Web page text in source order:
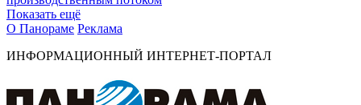
Показать ещё
О Панораме Реклама
ИНФОРМАЦИОННЫЙ ИНТЕРНЕТ-ПОРТАЛ